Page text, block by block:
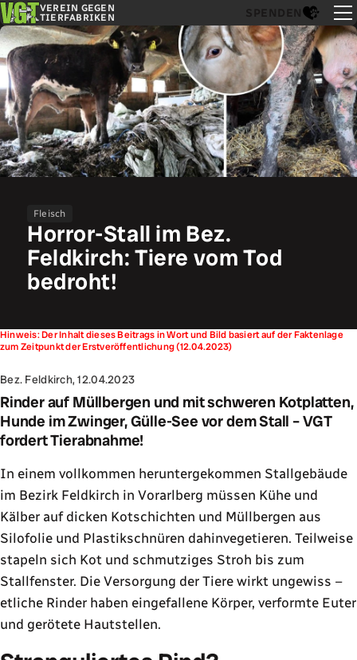
VEREIN GEGEN
TIERFABRIKEN
SPENDEN
Fleisch
Horror-Stall im Bez.
Feldkirch: Tiere vom Tod
bedroht!
Hinweis: Der Inhalt dieses Beitrags in Wort und Bild basiert auf der Faktenlage
zum Zeitpunkt der Erstveröffentlichung (12.04.2023)
Bez. Feldkirch, 12.04.2023
Rinder auf Müllbergen und mit schweren Kotplatten,
Hunde im Zwinger, Gülle-See vor dem Stall – VGT
fordert Tierabnahme!
In einem vollkommen heruntergekommen Stallgebäude
im Bezirk Feldkirch in Vorarlberg müssen Kühe und
Kälber auf dicken Kotschichten und Müllbergen aus
Silofolie und Plastikschnüren dahinvegetieren. Teilweise
stapeln sich Kot und schmutziges Stroh bis zum
Stallfenster. Die Versorgung der Tiere wirkt ungewiss –
etliche Rinder haben eingefallene Körper, verformte Euter
und gerötete Hautstellen.